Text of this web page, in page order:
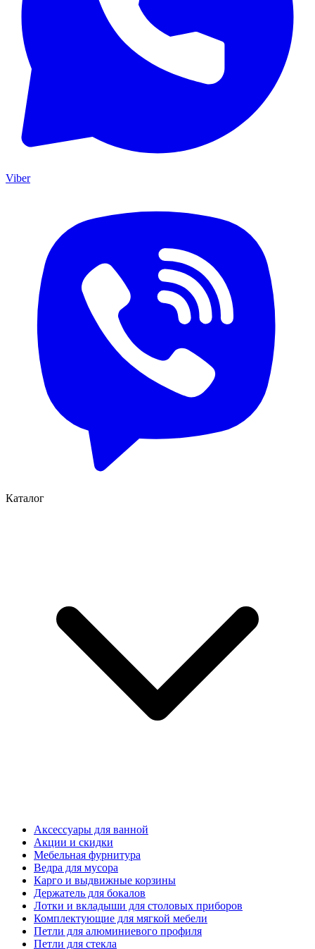
Viber
Каталог
Аксессуары для ванной
Акции и скидки
Мебельная фурнитура
Ведра для мусора
Карго и выдвижные корзины
Держатель для бокалов
Лотки и вкладыши для столовых приборов
Комплектующие для мягкой мебели
Петли для алюминиевого профиля
Петли для стекла